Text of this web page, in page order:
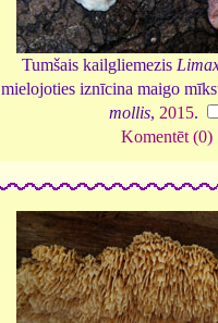
Tumšais kailgliemezis
mielojoties iznīcina maigo
mollis, 2015.
Komentēt (0)